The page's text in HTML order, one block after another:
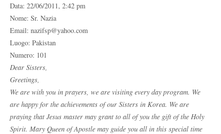
Data: 22/06/2011, 2:42 pm
Nome: Sr. Nazia
Email: nazifsp@yahoo.com
Luogo: Pakistan
Numero: 101
Dear Sisters,
Greetings,
We are with you in prayers, we are visiting every day program. We
are happy for the achievements of our Sisters in Korea. We are
praying that Jesus master may grant to all of you the gift of the Holy
Spirit. Mary Queen of Apostle may guide you all in this special time